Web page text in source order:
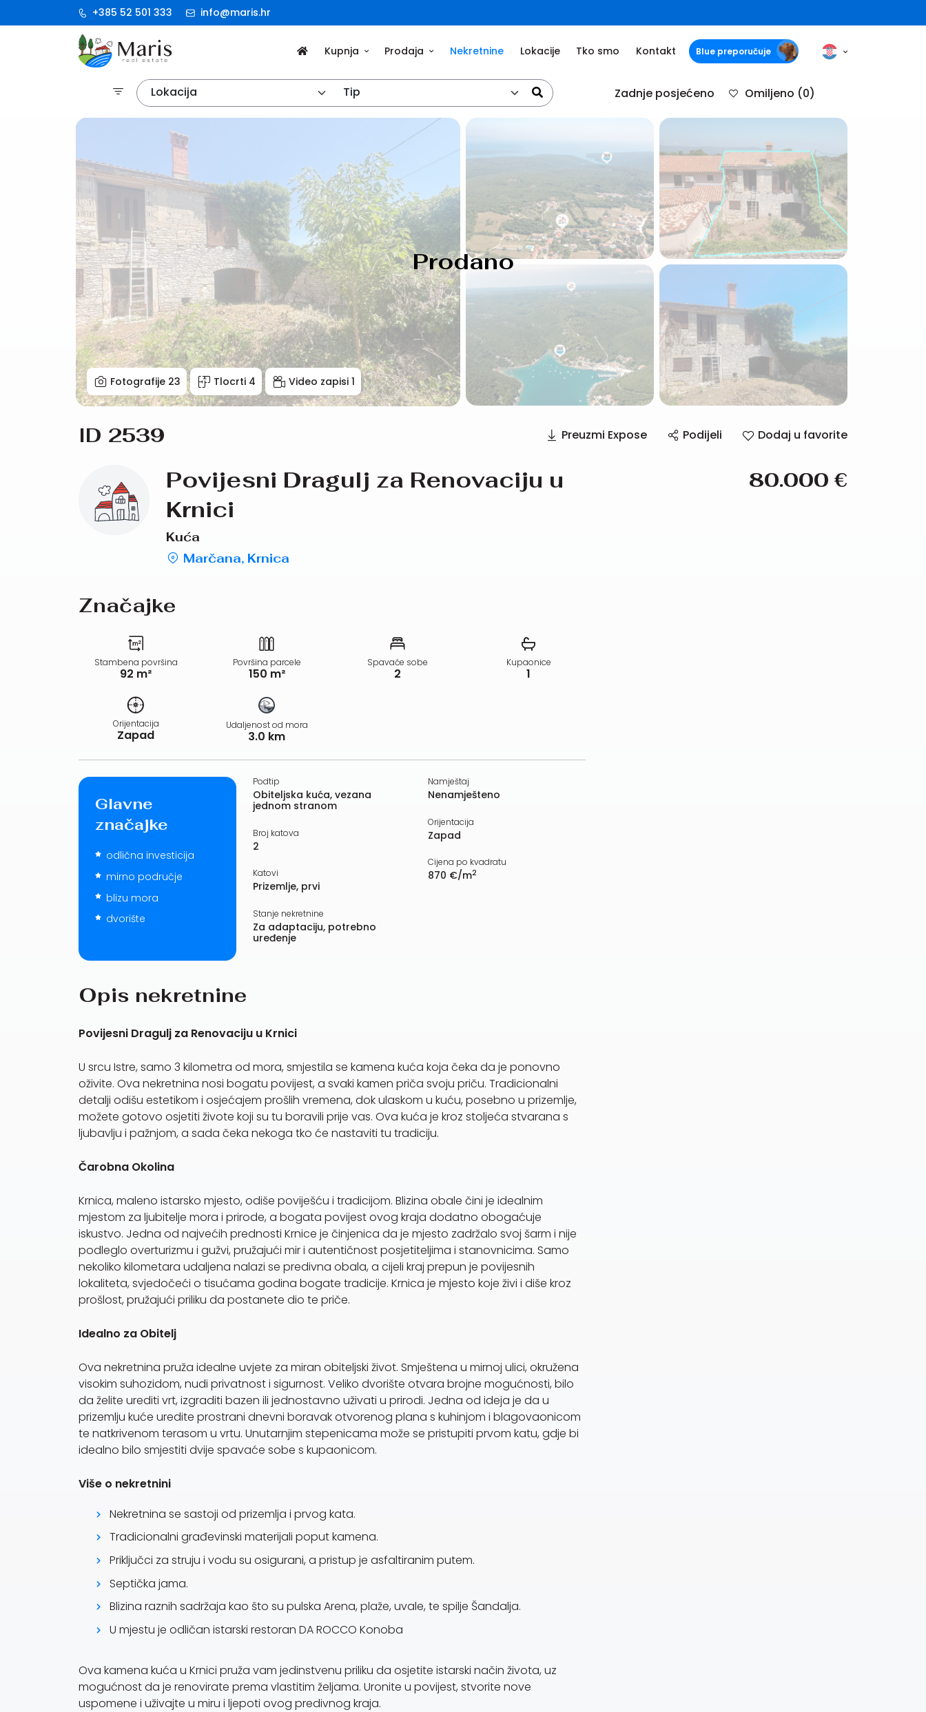
+385 52 501 333 info@maris.hr
Kupnja Prodaja Nekretnine Lokacije Tko smo Kontakt Blue preporučuje
Lokacija Tip Zadnje posjećeno Omiljeno (0)
Prodano
Fotografije 23 Tlocrti 4 Video zapisi 1
ID 2539 Preuzmi Expose Podijeli Dodaj u favorite
Povijesni Dragulj za Renovaciju u
Krnici
Kuća
Marčana, Krnica
80.000 €
Značajke
Stambena površina
92 m²
Površina parcele
150 m²
Spavaće sobe
2
Kupaonice
1
Orijentacija
Zapad
Udaljenost od mora
3.0 km
Glavne
značajke
odlična investicija
mirno područje
blizu mora
dvorište
Podtip
Obiteljska kuća, vezana
jednom stranom
Broj katova
2
Katovi
Prizemlje, prvi
Stanje nekretnine
Za adaptaciju, potrebno
uređenje
Namještaj
Nenamješteno
Orijentacija
Zapad
Cijena po kvadratu
870 €/m2
Opis nekretnine
Povijesni Dragulj za Renovaciju u Krnici
U srcu Istre, samo 3 kilometra od mora, smjestila se kamena kuća koja čeka da je ponovno
oživite. Ova nekretnina nosi bogatu povijest, a svaki kamen priča svoju priču. Tradicionalni
detalji odišu estetikom i osjećajem prošlih vremena, dok ulaskom u kuću, posebno u prizemlje,
možete gotovo osjetiti živote koji su tu boravili prije vas. Ova kuća je kroz stoljeća stvarana s
ljubavlju i pažnjom, a sada čeka nekoga tko će nastaviti tu tradiciju.
Čarobna Okolina
Krnica, maleno istarsko mjesto, odiše poviješću i tradicijom. Blizina obale čini je idealnim
mjestom za ljubitelje mora i prirode, a bogata povijest ovog kraja dodatno obogaćuje
iskustvo. Jedna od najvećih prednosti Krnice je činjenica da je mjesto zadržalo svoj šarm i nije
podleglo overturizmu i gužvi, pružajući mir i autentičnost posjetiteljima i stanovnicima. Samo
nekoliko kilometara udaljena nalazi se predivna obala, a cijeli kraj prepun je povijesnih
lokaliteta, svjedočeći o tisućama godina bogate tradicije. Krnica je mjesto koje živi i diše kroz
prošlost, pružajući priliku da postanete dio te priče.
Idealno za Obitelj
Ova nekretnina pruža idealne uvjete za miran obiteljski život. Smještena u mirnoj ulici, okružena
visokim suhozidom, nudi privatnost i sigurnost. Veliko dvorište otvara brojne mogućnosti, bilo
da želite urediti vrt, izgraditi bazen ili jednostavno uživati u prirodi. Jedna od ideja je da u
prizemlju kuće uredite prostrani dnevni boravak otvorenog plana s kuhinjom i blagovaonicom
te natkrivenom terasom u vrtu. Unutarnjim stepenicama može se pristupiti prvom katu, gdje bi
idealno bilo smjestiti dvije spavaće sobe s kupaonicom.
Više o nekretnini
Nekretnina se sastoji od prizemlja i prvog kata.
Tradicionalni građevinski materijali poput kamena.
Priključci za struju i vodu su osigurani, a pristup je asfaltiranim putem.
Septička jama.
Blizina raznih sadržaja kao što su pulska Arena, plaže, uvale, te spilje Šandalja.
U mjestu je odličan istarski restoran DA ROCCO Konoba
Ova kamena kuća u Krnici pruža vam jedinstvenu priliku da osjetite istarski način života, uz
mogućnost da je renovirate prema vlastitim željama. Uronite u povijest, stvorite nove
uspomene i uživajte u miru i ljepoti ovog predivnog kraja.